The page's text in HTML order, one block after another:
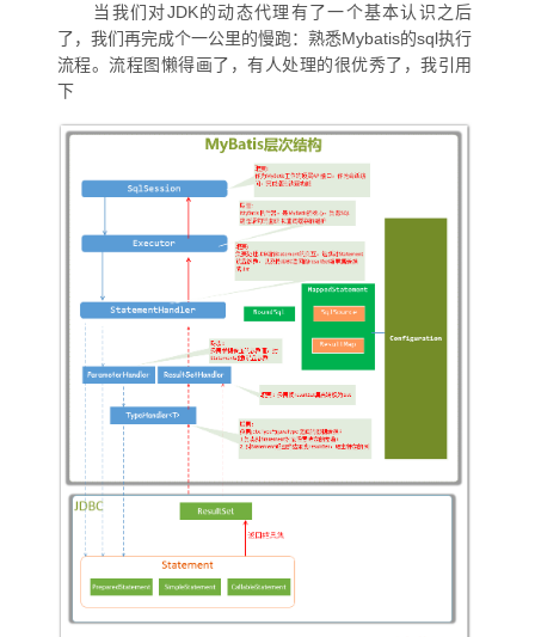
当我们对JDK的动态代理有了一个基本认识之后
了，我们再完成个一公里的慢跑：熟悉Mybatis的sql执行
流程。流程图懒得画了，有人处理的很优秀了，我引用
下